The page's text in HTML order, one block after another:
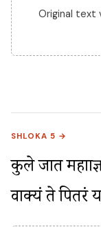
Original text
SHLOKA 5 →
कुले जात
वाक्यं ते पितरं